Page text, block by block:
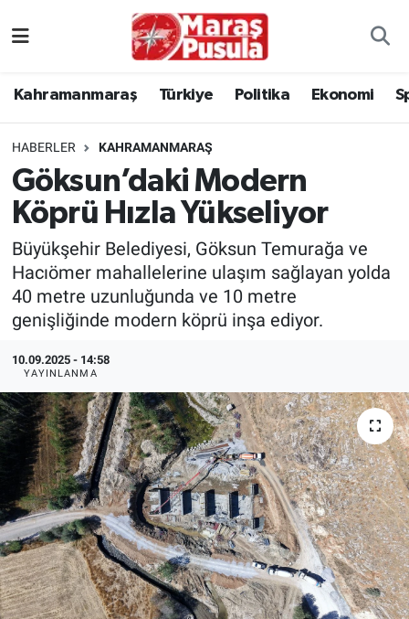
Kahramanmaraş Türkiye Politika Ekonomi
HABERLER KAHRAMANMARAŞ
Göksun’daki Modern
Köprü Hızla Yükseliyor
Büyükşehir Belediyesi, Göksun Temurağa ve
Hacıömer mahallelerine ulaşım sağlayan yolda
40 metre uzunluğunda ve 10 metre
genişliğinde modern köprü inşa ediyor.
10.09.2025 - 14:58
YAYINLANMA
Politika
Ekonomi
Spor
Sağlık
TEKNOLOJİ
Dünya
İlçeler
MAGAZİN
İstanbul Namaz Vakitleri
İstanbul Trafik Yoğunluk Haritası
Süper Lig Puan Durumu ve Fikstür
Tüm Manşetler
Haber Arşivi